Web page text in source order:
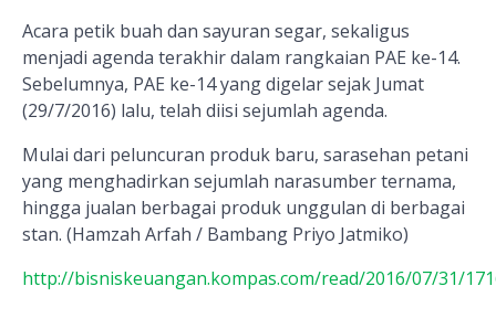
Acara petik buah dan sayuran segar, sekaligus
menjadi agenda terakhir dalam rangkaian PAE ke-14.
Sebelumnya, PAE ke-14 yang digelar sejak Jumat
(29/7/2016) lalu, telah diisi sejumlah agenda.
Mulai dari peluncuran produk baru, sarasehan petani
yang menghadirkan sejumlah narasumber ternama,
hingga jualan berbagai produk unggulan di berbagai
stan. (Hamzah Arfah / Bambang Priyo Jatmiko)
http://bisniskeuangan.kompas.com/read/2016/07/31/